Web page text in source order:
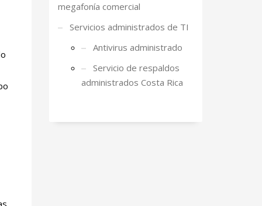
megafonía comercial
Servicios administrados de TI
Antivirus administrado
Servicio de respaldos
administrados Costa Rica